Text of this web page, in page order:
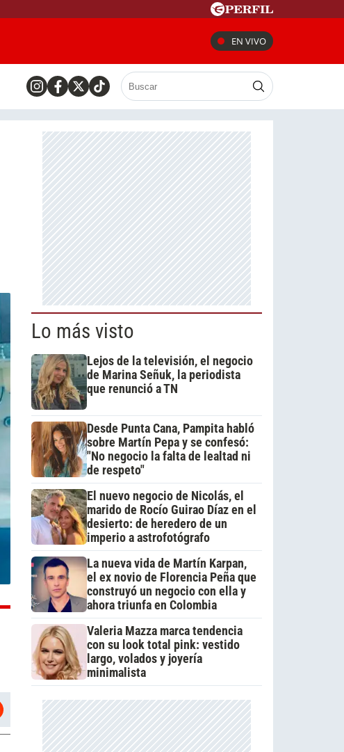
EN VIVO
Lo más visto
Lejos de la televisión, el negocio
de Marina Señuk, la periodista
que renunció a TN
Desde Punta Cana, Pampita habló
sobre Martín Pepa y se confesó:
"No negocio la falta de lealtad ni
de respeto"
El nuevo negocio de Nicolás, el
marido de Rocío Guirao Díaz en el
desierto: de heredero de un
imperio a astrofotógrafo
La nueva vida de Martín Karpan,
el ex novio de Florencia Peña que
construyó un negocio con ella y
ahora triunfa en Colombia
Valeria Mazza marca tendencia
con su look total pink: vestido
largo, volados y joyería
minimalista